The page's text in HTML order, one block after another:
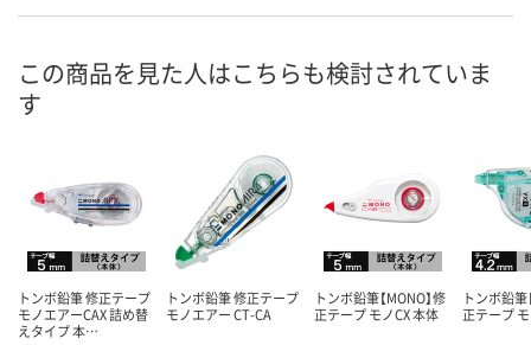
お申込番
在庫 あり 3点 あり
数量
カゴへ
数量
この商品を見た人はこちらも検討されていま
す
トンボ鉛筆 修正テープ
モノエアーCAX 詰め替
えタイプ 本…
トンボ鉛筆 修正テープ
モノエアー CT-CA
トンボ鉛筆【MONO】修
正テープ モノCX 本体
トンボ鉛筆
正テープ